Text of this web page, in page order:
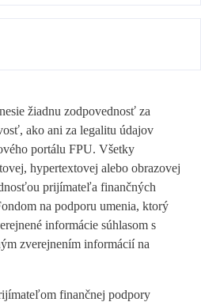
žiadnu zodpovednosť za
ako ani za legalitu údajov
portálu FPU. Všetky
hypertextovej alebo obrazovej
prijímateľa finančných
na podporu umenia, ktorý
informácie súhlasom s
zverejnením informácií na
finančnej podpory